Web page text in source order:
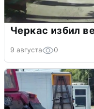
Черкас избил
9 августа 0